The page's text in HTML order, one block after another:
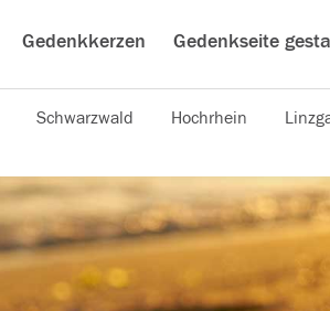
Gedenkkerzen Gedenkseite
Schwarzwald Hochrhein